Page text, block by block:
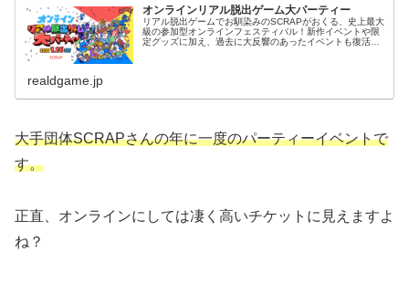
オンラインリアル脱出ゲーム大パーティー
リアル脱出ゲームでお馴染みのSCRAPがおくる、史上最大
級の参加型オンラインフェスティバル！新作イベントや限
定グッズに加え、過去に大反響のあったイベントも復活！
realdgame.jp
大手団体SCRAPさんの年に一度のパーティーイベントで
す。
正直、オンラインにしては凄く高いチケットに見えますよ
ね？